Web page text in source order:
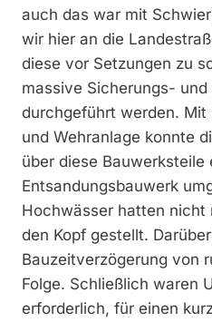
auch das war mit
wir hier an die
diese vor Setzungen zu
massive Sicherungs-
durchgeführt werden. Mit
und Wehranlage konnte
über diese Bauwerksteile
Entsandungsbauwerk
Hochwässer hatten nicht
den Kopf gestellt.
Bauzeitverzögerung von
Folge. Schließlich waren
erforderlich, für einen